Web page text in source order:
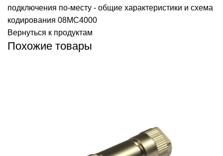
подключения по-месту - общие характеристики и схема
кодирования 08MC4000
Вернуться к продуктам
Похожие товары